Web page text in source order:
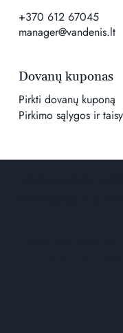
+370 612 67045
manager@vandenis.lt
Dovanų kuponas
Pirkti dovanų kuponą
Pirkimo sąlygos ir